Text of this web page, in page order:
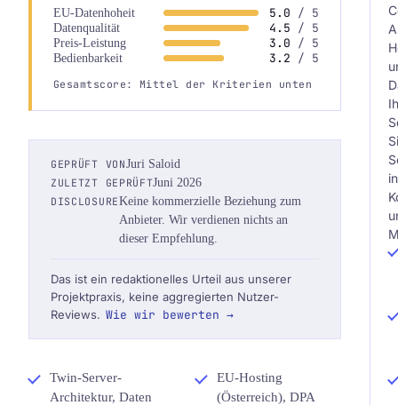
EU-Datenhoheit 5.0 / 5
Datenqualität 4.5 / 5
Preis-Leistung 3.0 / 5
Bedienbarkeit 3.2 / 5
Gesamtscore: Mittel der Kriterien unten
GEPRÜFT VONJuri Saloid
ZULETZT GEPRÜFTJuni 2026
DISCLOSUREKeine kommerzielle Beziehung zum
Anbieter. Wir verdienen nichts an
dieser Empfehlung.
Das ist ein redaktionelles Urteil aus unserer
Projektpraxis, keine aggregierten Nutzer-
Reviews. Wie wir bewerten →
Twin-Server-
Architektur, Daten
EU-Hosting
(Österreich), DPA